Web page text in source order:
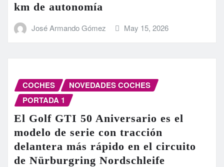
km de autonomía
José Armando Gómez May 15, 2026
COCHES
NOVEDADES COCHES
PORTADA 1
El Golf GTI 50 Aniversario es el
modelo de serie con tracción
delantera más rápido en el circuito
de Nürburgring Nordschleife